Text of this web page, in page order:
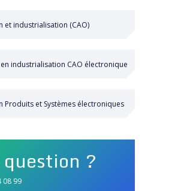
et industrialisation (CAO)
industrialisation CAO électronique
Produits et Systèmes électroniques
question ?
08 99